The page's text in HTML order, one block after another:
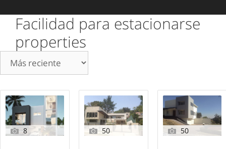
Facilidad para estacionarse
properties
8 50 50